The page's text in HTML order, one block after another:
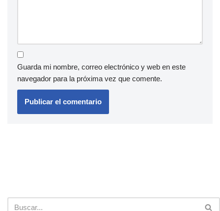
Guarda mi nombre, correo electrónico y web en este
navegador para la próxima vez que comente.